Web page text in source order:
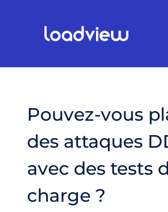
Pouvez-vous
des attaques
avec des tests
charge ?